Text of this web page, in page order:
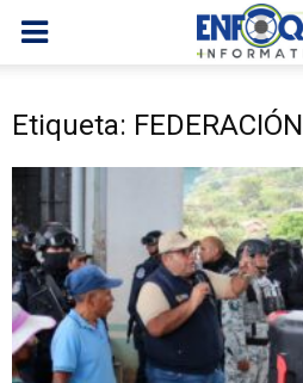
Etiqueta: FEDERACIÓN